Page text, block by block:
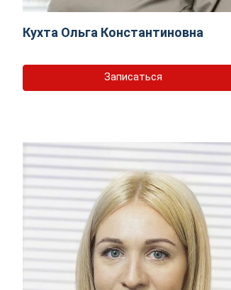
Кухта Ольга Константиновна
Записаться